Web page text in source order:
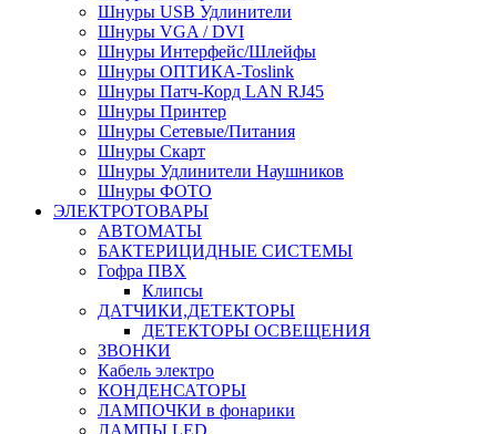
Шнуры USB Удлинители
Шнуры VGA / DVI
Шнуры Интерфейс/Шлейфы
Шнуры ОПТИКА-Toslink
Шнуры Патч-Корд LAN RJ45
Шнуры Принтер
Шнуры Сетевые/Питания
Шнуры Скарт
Шнуры Удлинители Наушников
Шнуры ФОТО
ЭЛЕКТРОТОВАРЫ
АВТОМАТЫ
БАКТЕРИЦИДНЫЕ СИСТЕМЫ
Гофра ПВХ
Клипсы
ДАТЧИКИ,ДЕТЕКТОРЫ
ДЕТЕКТОРЫ ОСВЕЩЕНИЯ
ЗВОНКИ
Кабель электро
КОНДЕНСАТОРЫ
ЛАМПОЧКИ в фонарики
ЛАМПЫ LED